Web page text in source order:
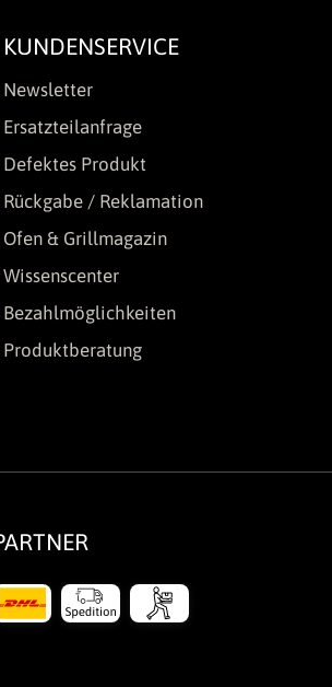
KUNDENSERVICE
Newsletter
Ersatzteilanfrage
Defektes Produkt
Rückgabe / Reklamation
Ofen & Grillmagazin
Wissenscenter
Bezahlmöglichkeiten
Produktberatung